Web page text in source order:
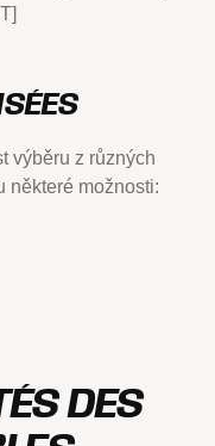
výběru z různých
některé možnosti:
DES